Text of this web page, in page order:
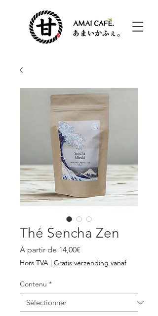
Thé Sencha Zen
À partir de 14,00€
promotionnel
Hors TVA | Gratis verzending vanaf
Contenu *